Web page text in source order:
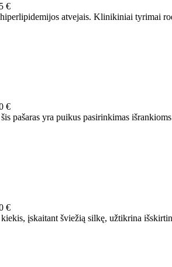
€
atvejais. Klinikiniai tyrimai
€
pašaras yra puikus pasirinkimas
€
įskaitant šviežią silkę, užtikrina